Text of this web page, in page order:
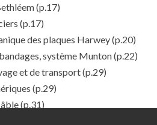
(p.17)
(p.17)
des plaques Harwey(p.20)
système Munton(p.22)
et de transport(p.29)
(p.29)
(p.31)